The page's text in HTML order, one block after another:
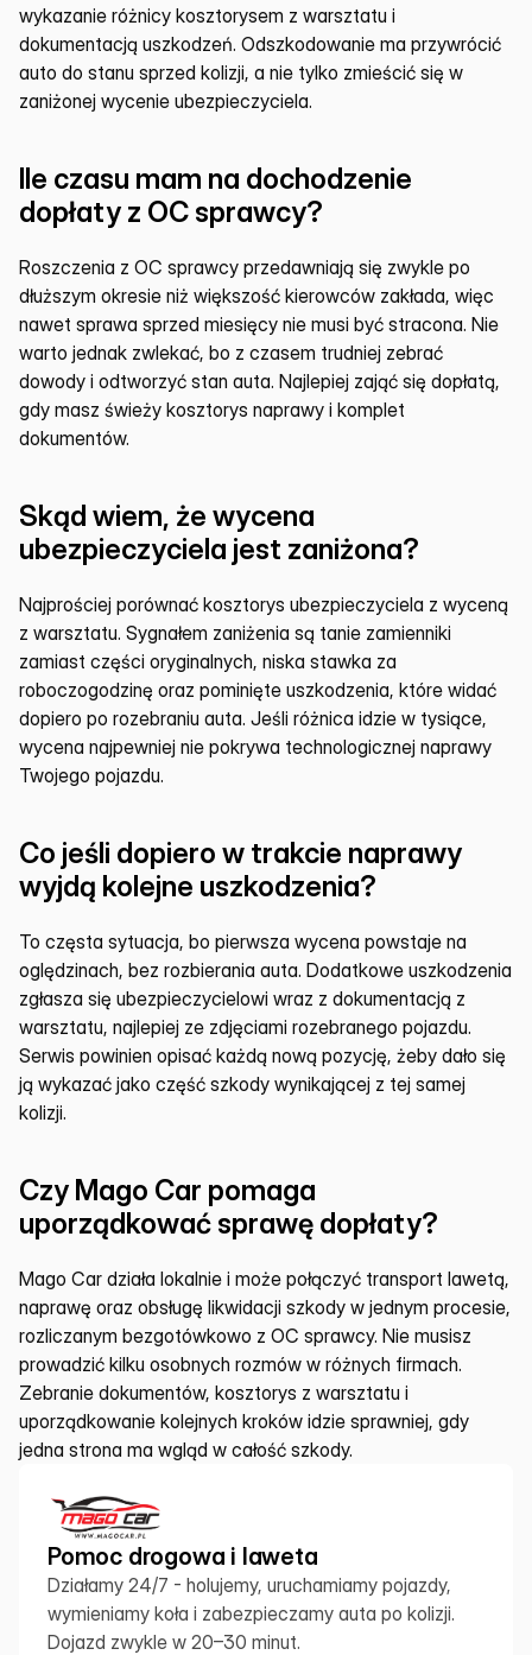
wykazanie różnicy kosztorysem z warsztatu i
dokumentacją uszkodzeń. Odszkodowanie ma przywrócić
auto do stanu sprzed kolizji, a nie tylko zmieścić się w
zaniżonej wycenie ubezpieczyciela.
Ile czasu mam na dochodzenie
dopłaty z OC sprawcy?
Roszczenia z OC sprawcy przedawniają się zwykle po
dłuższym okresie niż większość kierowców zakłada, więc
nawet sprawa sprzed miesięcy nie musi być stracona. Nie
warto jednak zwlekać, bo z czasem trudniej zebrać
dowody i odtworzyć stan auta. Najlepiej zająć się dopłatą,
gdy masz świeży kosztorys naprawy i komplet
dokumentów.
Skąd wiem, że wycena
ubezpieczyciela jest zaniżona?
Najprościej porównać kosztorys ubezpieczyciela z wyceną
z warsztatu. Sygnałem zaniżenia są tanie zamienniki
zamiast części oryginalnych, niska stawka za
roboczogodzinę oraz pominięte uszkodzenia, które widać
dopiero po rozebraniu auta. Jeśli różnica idzie w tysiące,
wycena najpewniej nie pokrywa technologicznej naprawy
Twojego pojazdu.
Co jeśli dopiero w trakcie naprawy
wyjdą kolejne uszkodzenia?
To częsta sytuacja, bo pierwsza wycena powstaje na
oględzinach, bez rozbierania auta. Dodatkowe uszkodzenia
zgłasza się ubezpieczycielowi wraz z dokumentacją z
warsztatu, najlepiej ze zdjęciami rozebranego pojazdu.
Serwis powinien opisać każdą nową pozycję, żeby dało się
ją wykazać jako część szkody wynikającej z tej samej
kolizji.
Czy Mago Car pomaga
uporządkować sprawę dopłaty?
Mago Car działa lokalnie i może połączyć transport lawetą,
naprawę oraz obsługę likwidacji szkody w jednym procesie,
rozliczanym bezgotówkowo z OC sprawcy. Nie musisz
prowadzić kilku osobnych rozmów w różnych firmach.
Zebranie dokumentów, kosztorys z warsztatu i
uporządkowanie kolejnych kroków idzie sprawniej, gdy
jedna strona ma wgląd w całość szkody.
Pomoc drogowa i laweta
Działamy 24/7 - holujemy, uruchamiamy pojazdy,
wymieniamy koła i zabezpieczamy auta po kolizji.
Dojazd zwykle w 20–30 minut.